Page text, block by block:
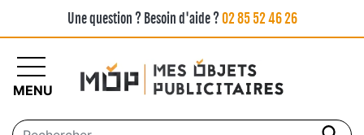
Une question ? Besoin d'aide ?02 85 52 46 26
MENU